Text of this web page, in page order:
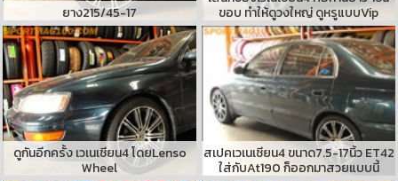
ยาง215/45-17
ขอบ ทำให้ดูวงใหญ่ ดูหรูแบบVip
ดูกันอีกครั้ง เวเนเชียน4 โดยLenso
Wheel
สเปคเวเนเชียน4 ขนาด7.5-17นิ้ว ET42
ใส่กับAt190 ก็ออกมาสวยแบบนี้